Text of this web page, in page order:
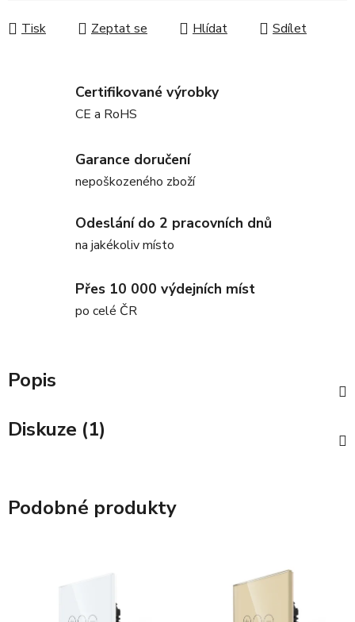
Tisk Zeptat se Hlídat Sdílet
Certifikované výrobky
CE a RoHS
Garance doručení
nepoškozeného zboží
Odeslání do 2 pracovních dnů
na jakékoliv místo
Přes 10 000 výdejních míst
po celé ČR
Popis
Diskuze (1)
Podobné produkty